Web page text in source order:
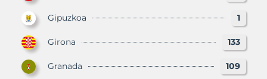
Gipuzkoa 1
Girona 133
Granada 109